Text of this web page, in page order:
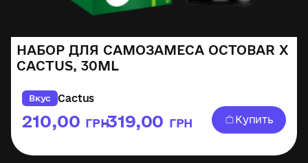
НАБОР ДЛЯ САМОЗАМЕСА OCTOBAR X
CACTUS, 30ML
Вкус Cactus
210,00 ГРН
–319,00 ГРН Купить